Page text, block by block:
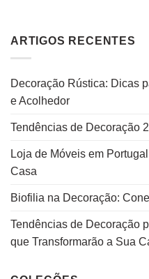
ARTIGOS RECENTES
Decoração Rústica: Dicas
e Acolhedor
Tendências de Decoração
Loja de Móveis em
Casa
Biofilia na Decoração:
Tendências de Decoração
que Transformarão a Sua